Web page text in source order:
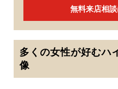
無料来店相
多くの女性が好むハ
像